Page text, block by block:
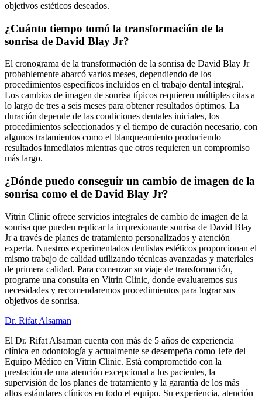
objetivos estéticos deseados.
¿Cuánto tiempo tomó la transformación de la
sonrisa de David Blay Jr?
El cronograma de la transformación de la sonrisa de David Blay Jr
probablemente abarcó varios meses, dependiendo de los
procedimientos específicos incluidos en el trabajo dental integral.
Los cambios de imagen de sonrisa típicos requieren múltiples citas a
lo largo de tres a seis meses para obtener resultados óptimos. La
duración depende de las condiciones dentales iniciales, los
procedimientos seleccionados y el tiempo de curación necesario, con
algunos tratamientos como el blanqueamiento produciendo
resultados inmediatos mientras que otros requieren un compromiso
más largo.
¿Dónde puedo conseguir un cambio de imagen de la
sonrisa como el de David Blay Jr?
Vitrin Clinic ofrece servicios integrales de cambio de imagen de la
sonrisa que pueden replicar la impresionante sonrisa de David Blay
Jr a través de planes de tratamiento personalizados y atención
experta. Nuestros experimentados dentistas estéticos proporcionan el
mismo trabajo de calidad utilizando técnicas avanzadas y materiales
de primera calidad. Para comenzar su viaje de transformación,
programe una consulta en Vitrin Clinic, donde evaluaremos sus
necesidades y recomendaremos procedimientos para lograr sus
objetivos de sonrisa.
Dr. Rifat Alsaman
El Dr. Rifat Alsaman cuenta con más de 5 años de experiencia
clínica en odontología y actualmente se desempeña como Jefe del
Equipo Médico en Vitrin Clinic. Está comprometido con la
prestación de una atención excepcional a los pacientes, la
supervisión de los planes de tratamiento y la garantía de los más
altos estándares clínicos en todo el equipo. Su experiencia, atención